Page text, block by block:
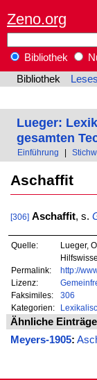
Zeno.org
Bibliothek
Bibliothek
Lueger:
gesamten
Einführung
Aschaffit
[306] Aschaffit, s.
Quelle:
Lueger,
Permalink:
http://
Lizenz:
Faksimiles:
306
Kategorien:
Ähnliche
Meyers-1905: